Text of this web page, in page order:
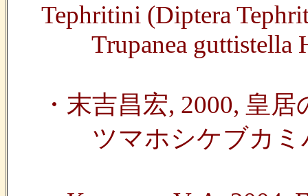
Tephritini (Diptera
Trupanea guttistella
・末吉昌宏, 2000, 皇
ツマホシケブカミバ